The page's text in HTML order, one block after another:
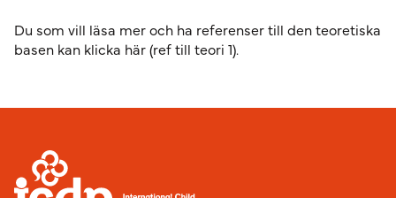
Du som vill läsa mer och ha referenser till den teoretiska
basen kan klicka här (ref till teori 1).
Sidfot